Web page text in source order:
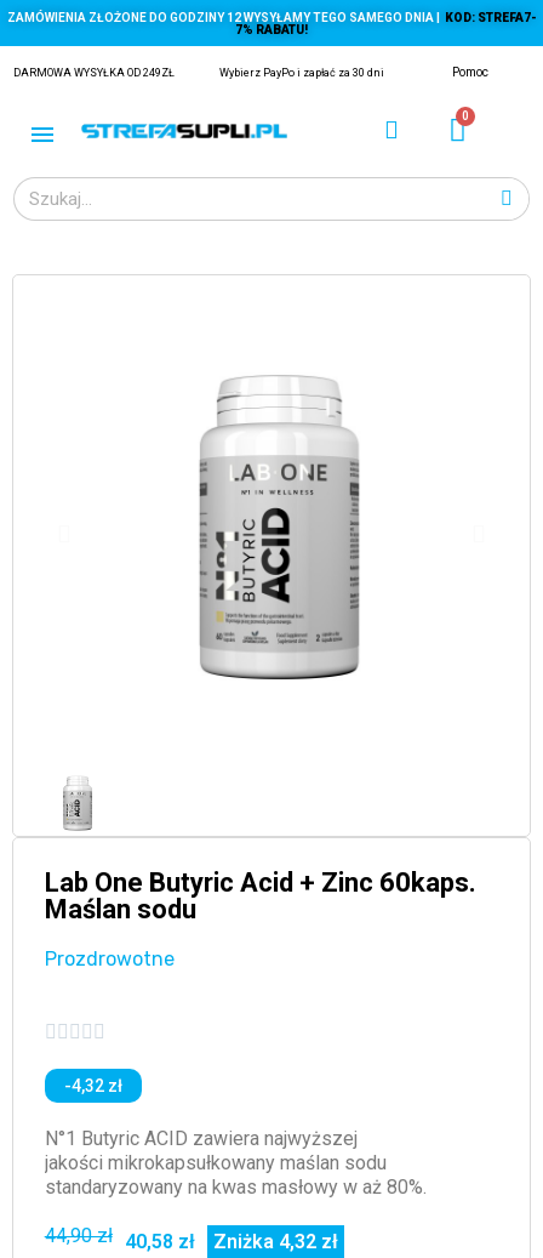
ZAMÓWIENIA ZŁOŻONE DO GODZINY 12 WYSYŁAMY TEGO SAMEGO DNIA |
KOD: STREFA7-
7% RABATU!
DARMOWA WYSYŁKA OD 249ZŁ Wybierz PayPo i zapłać za 30 dni Pomoc
Lab One Butyric Acid + Zinc 60kaps.
Maślan sodu
Prozdrowotne
    
-4,32 zł
N°1 Butyric ACID zawiera najwyższej
jakości mikrokapsułkowany maślan sodu
standaryzowany na kwas masłowy w aż 80%.
44,90 zł 40,58 zł Zniżka 4,32 zł